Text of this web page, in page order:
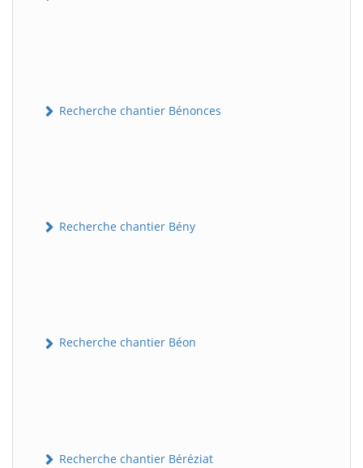
Recherche chantier Bénonces
Recherche chantier Bény
Recherche chantier Béon
Recherche chantier Béréziat